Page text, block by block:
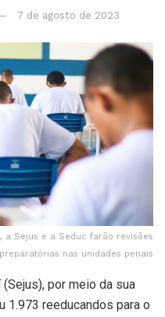
7 de agosto de 2023
a Sejus e a Seduc farão revisões
preparatórias nas unidades penais
por meio da sua
1.973 reeducandos para o